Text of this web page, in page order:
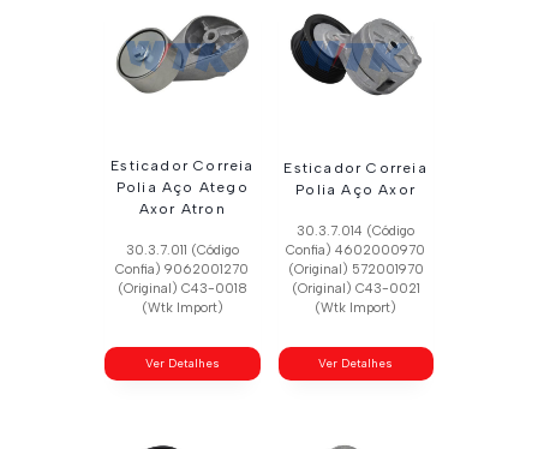
Esticador Correia
Polia Aço Atego
Axor Atron
30.3.7.011 (Código
Confia) 9062001270
(Original) C43-0018
(Wtk Import)
Ver Detalhes
Esticador Correia
Polia Aço Axor
30.3.7.014 (Código
Confia) 4602000970
(Original) 572001970
(Original) C43-0021
(Wtk Import)
Ver Detalhes